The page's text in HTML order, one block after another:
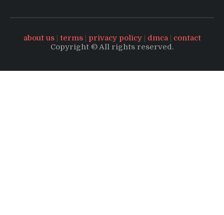
about us| terms| privacy policy| dmca| contact
Copyright © All rights reserved.